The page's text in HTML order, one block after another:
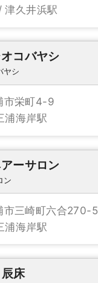
津久井浜駅
コバヤシ
ヤシ
市栄町4-9
浦海岸駅
ーサロン
ン
市三崎町六合270-5
浦海岸駅
床